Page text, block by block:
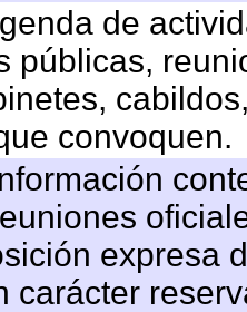
de
públicas,
convoquen.
expresa
carácter